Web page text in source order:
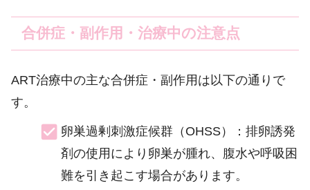
合併症・副作用・治療中の注意点
ART治療中の主な合併症・副作用は以下の通りで
す。
卵巣過剰刺激症候群（OHSS）：排卵誘発
剤の使用により卵巣が腫れ、腹水や呼吸困
難を引き起こす場合があります。